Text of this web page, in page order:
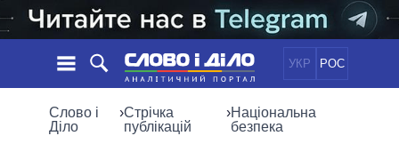
УКР РОС
НОВИНИ
Слово і
Діло
›Стрічка
публікацій
›Національна
безпека